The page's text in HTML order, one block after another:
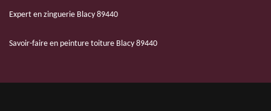
Expert en zinguerie Blacy 89440
Savoir-faire en peinture toiture Blacy 89440